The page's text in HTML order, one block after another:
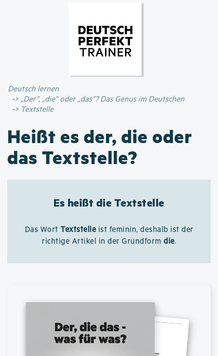
Inhalt
Deutsch lernen
„Der”, „die” oder „das”? Das Genus im Deutschen
Textstelle
Heißt es der, die oder
das Textstelle?
Es heißt die Textstelle
Das Wort Textstelleist feminin, deshalb ist der
richtige Artikel in der Grundform die.